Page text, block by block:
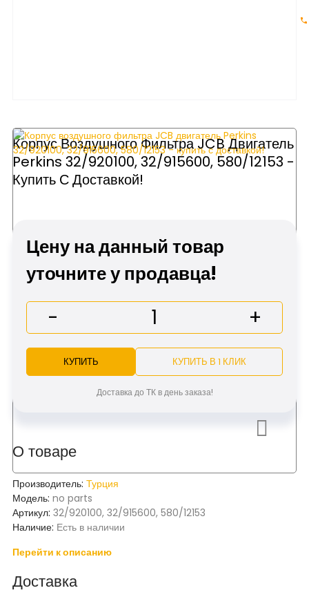
Корпус Воздушного Фильтра JCB Двигатель
Perkins 32/920100, 32/915600, 580/12153 -
Купить С Доставкой!
О товаре
Производитель: Турция
Модель: no parts
Артикул: 32/920100, 32/915600, 580/12153
Наличие: Есть в наличии
Перейти к описанию
Доставка
Цену на данный товар
уточните у продавца!
- +
КУПИТЬ КУПИТЬ В 1 КЛИК
Доставка до ТК в день заказа!